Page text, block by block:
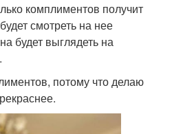
комплиментов получит
смотреть на нее
будет выглядеть на
потому что делаю